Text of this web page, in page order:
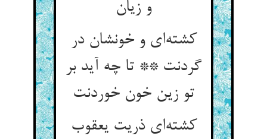
و زیان
کشته‌ای و خونشان در
گردنت ** تا چه آید بر
تو زین خون خوردنت
کشته‌ای ذریت یعقوب